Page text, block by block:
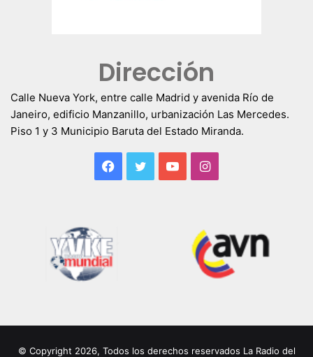
Dirección
Calle Nueva York, entre calle Madrid y avenida Río de
Janeiro, edificio Manzanillo, urbanización Las Mercedes.
Piso 1 y 3 Municipio Baruta del Estado Miranda.
Facebook
TwitterYouTubeInstagram
© Copyright 2026, Todos los derechos reservados La Radio del